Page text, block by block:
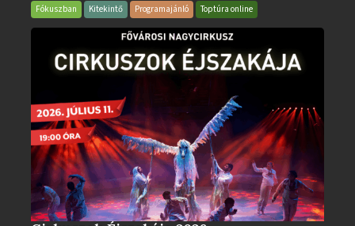
bejegyzéshez
Fókuszban Kitekintő Programajánló Toptúra online